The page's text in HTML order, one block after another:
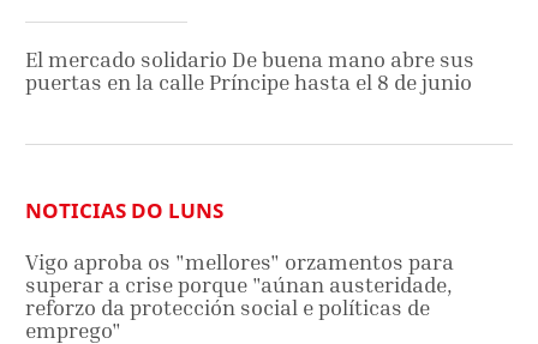
El mercado solidario De buena mano abre sus
puertas en la calle Príncipe hasta el 8 de junio
NOTICIAS DO LUNS
Vigo aproba os "mellores" orzamentos para
superar a crise porque "aúnan austeridade,
reforzo da protección social e políticas de
emprego"